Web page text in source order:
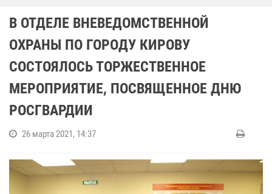
В ОТДЕЛЕ ВНЕВЕДОМСТВЕННОЙ
ОХРАНЫ ПО ГОРОДУ КИРОВУ
СОСТОЯЛОСЬ ТОРЖЕСТВЕННОЕ
МЕРОПРИЯТИЕ, ПОСВЯЩЕННОЕ ДНЮ
РОСГВАРДИИ
26 марта 2021, 14:37